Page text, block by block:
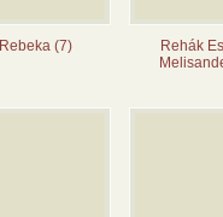
Rebeka (7)
Rehák